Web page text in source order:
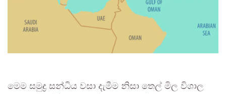
මෙම සමුද්‍ර සන්ධිය වසා දැමීම නිසා තෙල් මිල විශාල